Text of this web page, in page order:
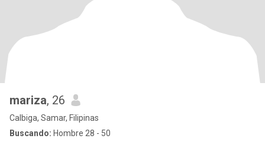
mariza, 26
Calbiga, Samar, Filipinas
Buscando: Hombre 28 - 50